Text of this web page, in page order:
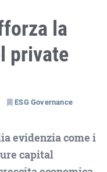
la
private
ESG Governance
evidenzia come i
capital